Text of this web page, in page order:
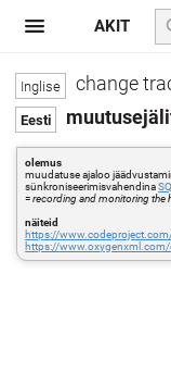
change
olemus
muudatuse ajaloo
sünkroniseerimisvahendina
=recording and monitoring the
näiteid
https://
https://
AKIT